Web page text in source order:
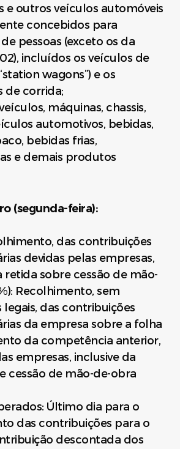
e outros veículos automóveis
concebidos para
pessoas (exceto os da
incluídos os veículos de
wagons”) e os
de corrida;
máquinas, chassis,
automotivos, bebidas,
bebidas frias,
e demais produtos
(segunda-feira):
das contribuições
devidas pelas empresas,
retida sobre cessão de mão-
Recolhimento, sem
legais, das contribuições
da empresa sobre a folha
da competência anterior,
empresas, inclusive da
cessão de mão-de-obra
Último dia para o
das contribuições para o
descontada dos